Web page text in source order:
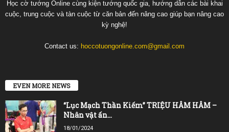
Học cờ tướng Online cùng kiện tướng quốc gia, hướng dẫn các bài khai
cuộc, trung cuộc và tàn cuộc từ căn bản đến nâng cao giúp bạn nâng cao
kỳ nghệ!
Contact us: hoccotuongonline.com@gmail.com
EVEN MORE NEWS
“Lục Mạch Thần Kiếm” TRIỆU HÂM HÂM –
Nhân vật ấn...
18/01/2024